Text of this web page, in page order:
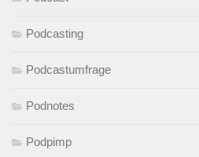
Podcasting
Podcastumfrage
Podnotes
Podpimp